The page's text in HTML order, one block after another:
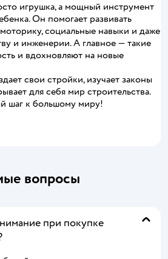
игрушка, а мощный инструмент
Он помогает развивать
социальные навыки и даже
и инженерии. А главное — такие
и вдохновляют на новые
свои стройки, изучает законы
для себя мир строительства.
шаг к большому миру!
вопросы
при покупке